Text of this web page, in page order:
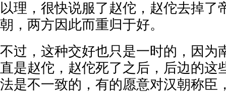
以理，很快说服了赵佗，赵佗去掉了
朝，两方因此而重归于好。
不过，这种交好也只是一时的，因为
直是赵佗，赵佗死了之后，后边的这
法是不一致的，有的愿意对汉朝称臣